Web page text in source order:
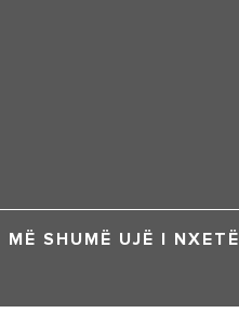
MË SHUMË UJË I NXETË